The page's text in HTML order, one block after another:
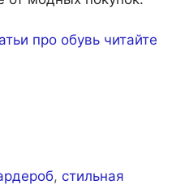
про обувь читайте
, стильная